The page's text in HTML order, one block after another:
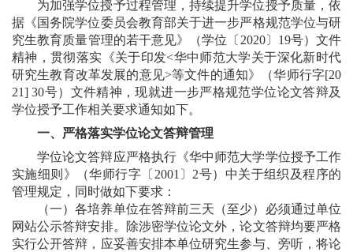
为加强学位授予过程管理，持续提升学位授予质量，依
据《国务院学位委员会教育部关于进一步严格规范学位与研
究生教育质量管理的若干意见》（学位〔 2020〕 19号）文件
精神，贯彻落实《关于印发<华中师范大学关于深化新时代
研究生教育改革发展的意见>等文件的通知》（华师行字[20
21] 30号）文件精神，现就进一步严格规范学位论文答辩及
学位授予工作相关要求通知如下。
一、严格落实学位论文答辩管理
学位论文答辩应严格执行《华中师范大学学位授予工作
实施细则》（华师行字〔 2001 〕 2号）中关于组织及程序的
管理规定，同时做如下要求：
（一）各培养单位在答辩前三天（至少）必须通过单位
网站公示答辩安排。除涉密学位论文外，论文答辩均要严格
实行公开答辩，应妥善安排本单位研究生参与、旁听，将论